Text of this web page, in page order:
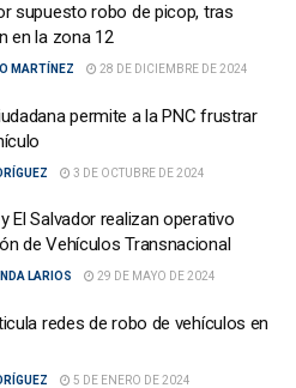
supuesto robo de picop, tras
en la zona 12
MARTÍNEZ 28 DE DICIEMBRE DE 2024
permite a la PNC frustrar
3 DE OCTUBRE DE 2024
El Salvador realizan operativo
de Vehículos Transnacional
LARIOS 29 DE MAYO DE 2024
redes de robo de vehículos en
5 DE ENERO DE 2024